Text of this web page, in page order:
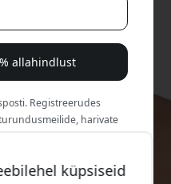
küpsiseid
allahindlust
Registreerudes
harivate
maksta.